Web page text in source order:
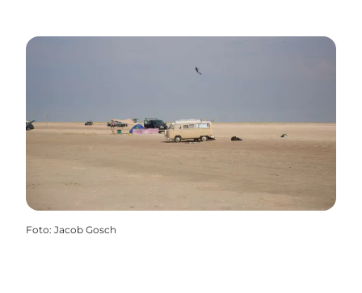
Foto: Jacob Gosch